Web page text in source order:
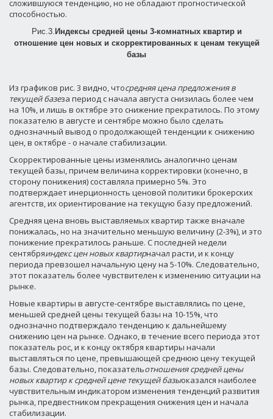
сложившуюся тенденцию, но не обладают прогностической
способностью.
Рис.3. Индексы средней цены 3-комнатных квартир и
отношение цен новых и скорректированных к ценам текущей
базы
Из графиков рис. 3 видно, чтосредняя цена предложения в
текущей базеза период с начала августа снизилась более чем
на 10%, и лишь в октябре это снижение прекратилось. По этому
показателю в августе и сентябре можно было сделать
однозначный вывод о продолжающей тенденции к снижению
цен, в октябре - о начале стабилизации.
Скорректированные цены изменялись аналогично ценам
текущей базы, причем величина корректировки (конечно, в
сторону понижения) составляла примерно 5%. Это
подтверждает инерционность ценовой политики брокерских
агентств, их ориентирование на текущую базу предложений.
Средняя цена вновь выставляемых квартир также вначале
понижалась, но на значительно меньшую величину (2-3%), и это
понижение прекратилось раньше. С последней недели
сентябряиндекс цен новых квартирначал расти, и к концу
периода превзошел начальную цену на 5-10%. Следовательно,
этот показатель более чувствителен к изменению ситуации на
рынке.
Новые квартиры в августе-сентябре выставлялись по цене,
меньшей средней цены текущей базы на 10-15%, что
однозначно подтверждало тенденцию к дальнейшему
снижению цен на рынке. Однако, в течение всего периода этот
показатель рос, и к концу октября квартиры начали
выставляться по цене, превышающей среднюю цену текущей
базы. Следовательно, показательотношения средней цены
новых квартир к средней цене текущей базыоказался наиболее
чувствительным индикатором изменения тенденций развития
рынка, предвестником прекращения снижения цен и начала
стабилизации.